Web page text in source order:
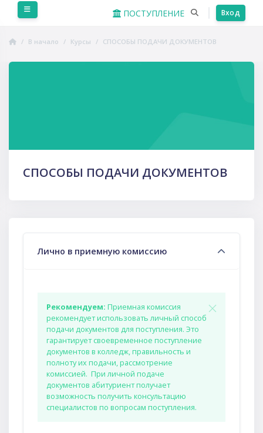
Перейти к основному содержанию
ПОСТУПЛЕНИЕ Вход
В начало Курсы СПОСОБЫ ПОДАЧИ ДОКУМЕНТОВ
Пропустить Course Intro
СПОСОБЫ ПОДАЧИ ДОКУМЕНТОВ
Лично в приемную комиссию
Рекомендуем: Приемная комиссия
рекомендует использовать личный способ
подачи документов для поступления. Это
гарантирует своевременное поступление
документов в колледж, правильность и
полноту их подачи, рассмотрение
комиссией. При личной подаче
документов абитуриент получает
возможность получить консультацию
специалистов по вопросам поступления.